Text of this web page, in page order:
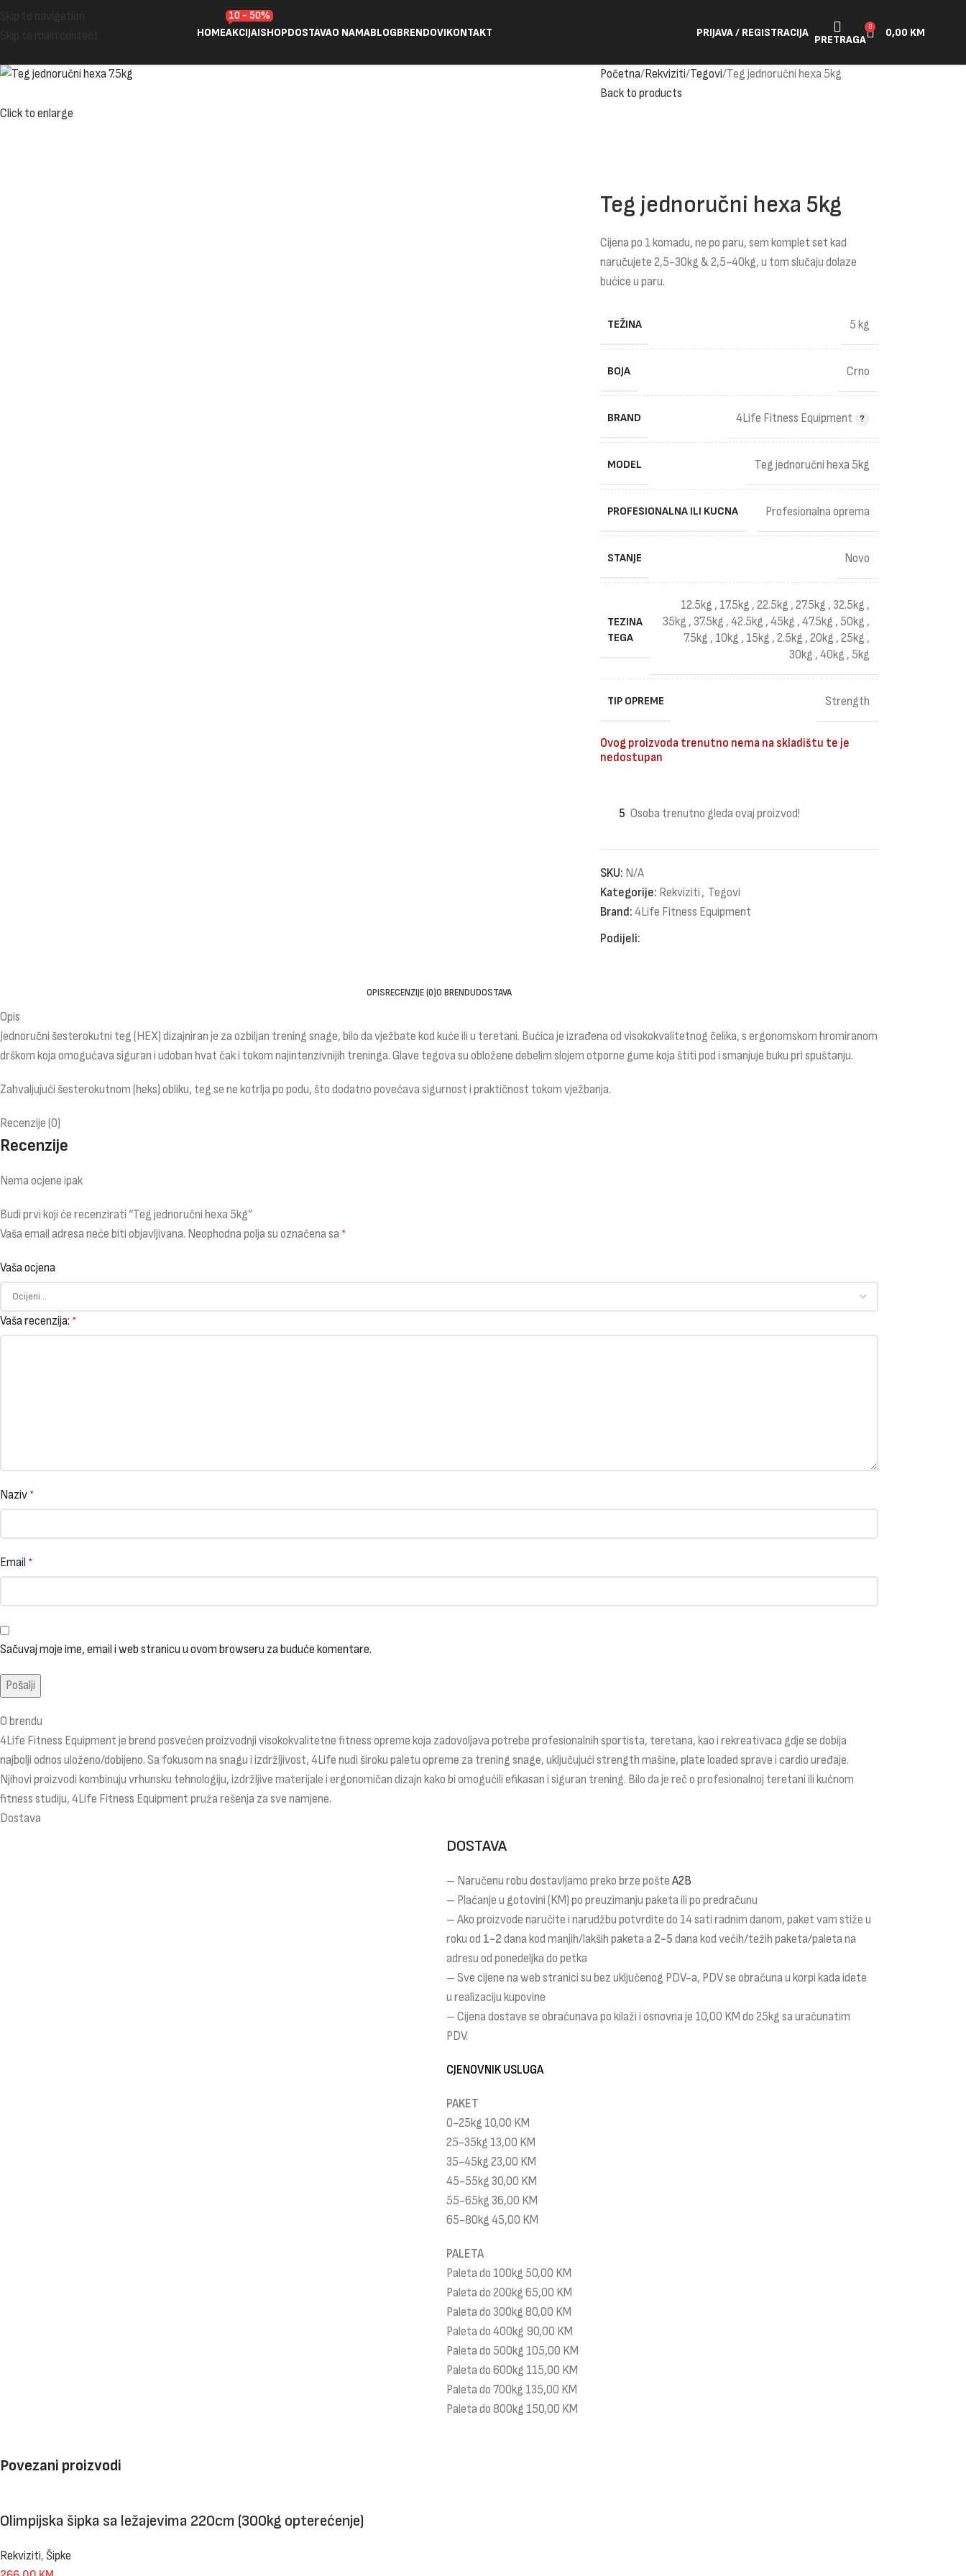
HOMEAKCIJA!
10 - 50%
SHOPDOSTAVAO NAMABLOGBRENDOVIKONTAKT PRIJAVA / REGISTRACIJA
PRETRAGA
0 0,00 KM
Click to enlarge
Početna Rekviziti Tegovi Teg jednoručni hexa 5kg
Back to products
Teg jednoručni hexa 5kg
Cijena po 1 komadu, ne po paru, sem komplet set kad
naručujete 2,5-30kg & 2,5-40kg, u tom slučaju dolaze
bućice u paru.
TEŽINA 5 kg
BOJA Crno
BRAND 4Life Fitness Equipment
MODEL Teg jednoručni hexa 5kg
PROFESIONALNA ILI KUCNA Profesionalna oprema
STANJE Novo
TEZINA
TEGA
12.5kg , 17.5kg , 22.5kg , 27.5kg , 32.5kg ,
35kg , 37.5kg , 42.5kg , 45kg , 47.5kg , 50kg ,
7.5kg , 10kg , 15kg , 2.5kg , 20kg , 25kg ,
30kg , 40kg , 5kg
TIP OPREME Strength
Ovog proizvoda trenutno nema na skladištu te je
nedostupan
5 Osoba trenutno gleda ovaj proizvod!
SKU: N/A
Kategorije: Rekviziti , Tegovi
Brand: 4Life Fitness Equipment
Podijeli:
OPISRECENZIJE (0)O BRENDUDOSTAVA
Opis
Jednoručni šesterokutni teg (HEX) dizajniran je za ozbiljan trening snage, bilo da vježbate kod kuće ili u teretani. Bućica je izrađena od visokokvalitetnog čelika, s ergonomskom hromiranom
drškom koja omogućava siguran i udoban hvat čak i tokom najintenzivnijih treninga. Glave tegova su obložene debelim slojem otporne gume koja štiti pod i smanjuje buku pri spuštanju.
Zahvaljujući šesterokutnom (heks) obliku, teg se ne kotrlja po podu, što dodatno povećava sigurnost i praktičnost tokom vježbanja.
Recenzije (0)
Recenzije
Nema ocjene ipak
Budi prvi koji će recenzirati “Teg jednoručni hexa 5kg”
Vaša email adresa neće biti objavljivana. Neophodna polja su označena sa *
Vaša ocjena
Vaša recenzija: *
Naziv *
Email *
Sačuvaj moje ime, email i web stranicu u ovom browseru za buduće komentare.
O brendu
4Life Fitness Equipment je brend posvećen proizvodnji visokokvalitetne fitness opreme koja zadovoljava potrebe profesionalnih sportista, teretana, kao i rekreativaca gdje se dobija
najbolji odnos uloženo/dobijeno. Sa fokusom na snagu i izdržljivost, 4Life nudi široku paletu opreme za trening snage, uključujući strength mašine, plate loaded sprave i cardio uređaje.
Njihovi proizvodi kombinuju vrhunsku tehnologiju, izdržljive materijale i ergonomičan dizajn kako bi omogućili efikasan i siguran trening. Bilo da je reč o profesionalnoj teretani ili kućnom
fitness studiju, 4Life Fitness Equipment pruža rešenja za sve namjene.
Dostava
DOSTAVA
– Naručenu robu dostavljamo preko brze pošte A2B
– Plaćanje u gotovini (KM) po preuzimanju paketa ili po predračunu
– Ako proizvode naručite i narudžbu potvrdite do 14 sati radnim danom, paket vam stiže u
roku od 1-2 dana kod manjih/lakših paketa a 2-5 dana kod većih/težih paketa/paleta na
adresu od ponedeljka do petka
– Sve cijene na web stranici su bez uključenog PDV-a, PDV se obračuna u korpi kada idete
u realizaciju kupovine
– Cijena dostave se obračunava po kilaži i osnovna je 10,00 KM do 25kg sa uračunatim
PDV.
CJENOVNIK USLUGA
PAKET
0-25kg 10,00 KM
25-35kg 13,00 KM
35-45kg 23,00 KM
45-55kg 30,00 KM
55-65kg 36,00 KM
65-80kg 45,00 KM
PALETA
Paleta do 100kg 50,00 KM
Paleta do 200kg 65,00 KM
Paleta do 300kg 80,00 KM
Paleta do 400kg 90,00 KM
Paleta do 500kg 105,00 KM
Paleta do 600kg 115,00 KM
Paleta do 700kg 135,00 KM
Paleta do 800kg 150,00 KM
Povezani proizvodi
Olimpijska šipka sa ležajevima 220cm (300kg opterećenje)
Rekviziti, Šipke